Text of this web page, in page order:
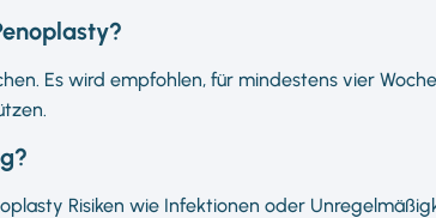
Es wird empfohlen, für mindestens vier
Risiken wie Infektionen oder